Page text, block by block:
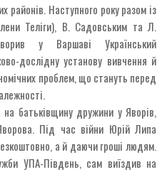
районів. Наступного року разом із
Теліги), В. Садовським та Л.
у Варшаві Український
дослідну установу вивчення й
проблем, що стануть перед
батьківщину дружини у Яворів,
Під час війни Юрій Липа
а й даючи гроші людям.
УПА-Південь, сам виїздив на